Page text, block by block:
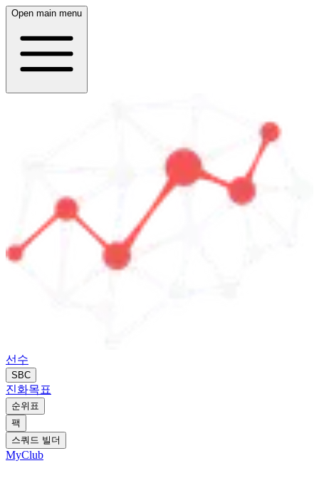
Open main menu
선수
SBC
진화목표
순위표
팩
스쿼드 빌더
MyClub